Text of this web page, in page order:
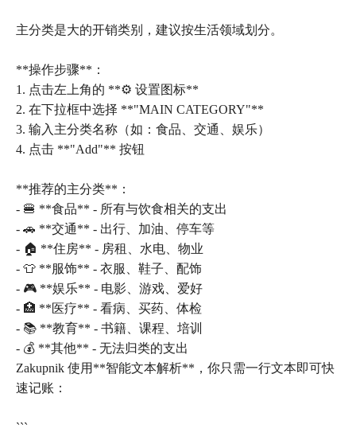
主分类是大的开销类别，建议按生活领域划分。
**操作步骤**：
1. 点击左上角的 **⚙️ 设置图标**
2. 在下拉框中选择 **"MAIN CATEGORY"**
3. 输入主分类名称（如：食品、交通、娱乐）
4. 点击 **"Add"** 按钮
**推荐的主分类**：
- 🍔 **食品** - 所有与饮食相关的支出
- 🚗 **交通** - 出行、加油、停车等
- 🏠 **住房** - 房租、水电、物业
- 👕 **服饰** - 衣服、鞋子、配饰
- 🎮 **娱乐** - 电影、游戏、爱好
- 🏥 **医疗** - 看病、买药、体检
- 📚 **教育** - 书籍、课程、培训
- 💰 **其他** - 无法归类的支出
Zakupnik 使用**智能文本解析**，你只需一行文本即可快
速记账：
```